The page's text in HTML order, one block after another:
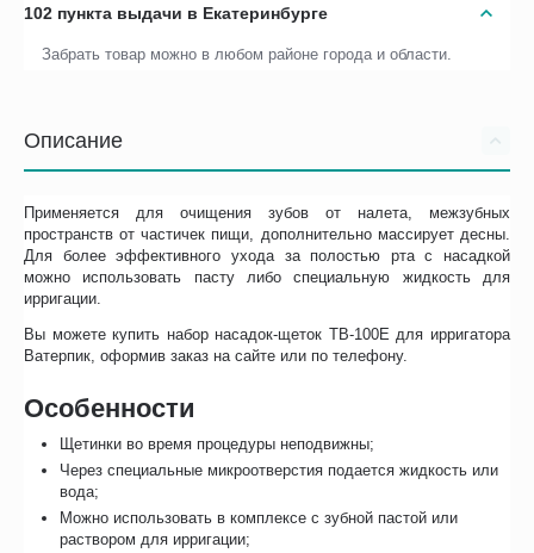
102 пункта выдачи в Екатеринбурге
Забрать товар можно в любом районе города и области.
Описание
Применяется для очищения зубов от налета, межзубных
пространств от частичек пищи, дополнительно массирует десны.
Для более эффективного ухода за полостью рта с насадкой
можно использовать пасту либо специальную жидкость для
ирригации.
Вы можете купить набор насадок-щеток ТВ-100Е для ирригатора
Ватерпик, оформив заказ на сайте или по телефону.
Особенности
Щетинки во время процедуры неподвижны;
Через специальные микроотверстия подается жидкость или
вода;
Можно использовать в комплексе с зубной пастой или
раствором для ирригации;